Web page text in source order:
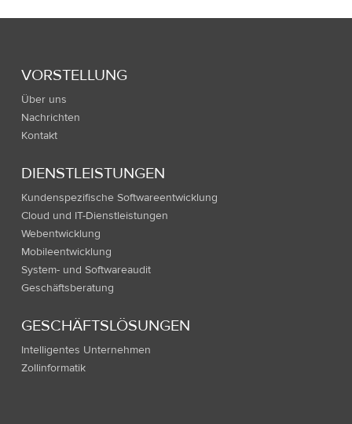
VORSTELLUNG
Über uns
Nachrichten
Kontakt
DIENSTLEISTUNGEN
Kundenspezifische Softwareentwicklung
Cloud und IT-Dienstleistungen
Webentwicklung
Mobileentwicklung
System- und Softwareaudit
Geschäftsberatung
GESCHÄFTSLÖSUNGEN
Intelligentes Unternehmen
Zollinformatik